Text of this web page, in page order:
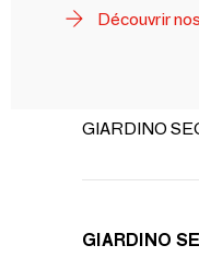
Découvrir
GIARDINO
GIARDINO